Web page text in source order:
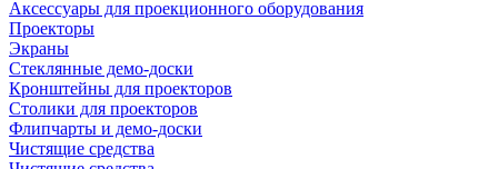
Аксессуары для проекционного оборудования
Проекторы
Экраны
Стеклянные демо-доски
Кронштейны для проекторов
Столики для проекторов
Флипчарты и демо-доски
Чистящие средства